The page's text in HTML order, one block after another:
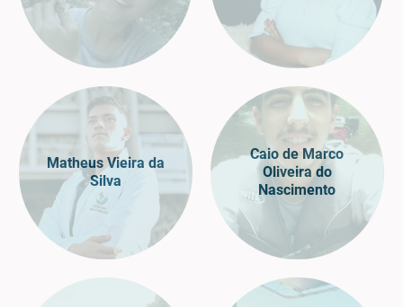
Matheus Vieira da
Silva
Caio de Marco
Oliveira do
Nascimento